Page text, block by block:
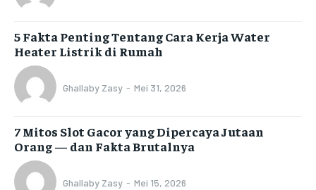
5 Fakta Penting Tentang Cara Kerja Water
Heater Listrik di Rumah
Ghallaby Zasy - Mei 31, 2026
7 Mitos Slot Gacor yang Dipercaya Jutaan
Orang — dan Fakta Brutalnya
Ghallaby Zasy - Mei 15, 2026